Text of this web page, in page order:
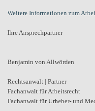
Weitere Informationen zum
Ihre Ansprechpartner
Benjamin von Allwörden
Rechtsanwalt | Partner
Fachanwalt für Arbeitsrecht
Fachanwalt für Urheber- und